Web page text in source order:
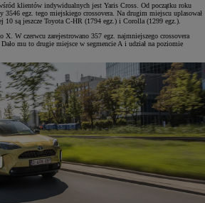
klientów indywidualnych jest Yaris Cross. Od początku roku
3546 egz. tego miejskiego crossovera. Na drugim miejscu uplasował
10 są jeszcze Toyota C-HR (1794 egz.) i Corolla (1299 egz.).
W czerwcu zarejestrowano 357 egz. najmniejszego crossovera
mu to drugie miejsce w segmencie A i udział na poziomie